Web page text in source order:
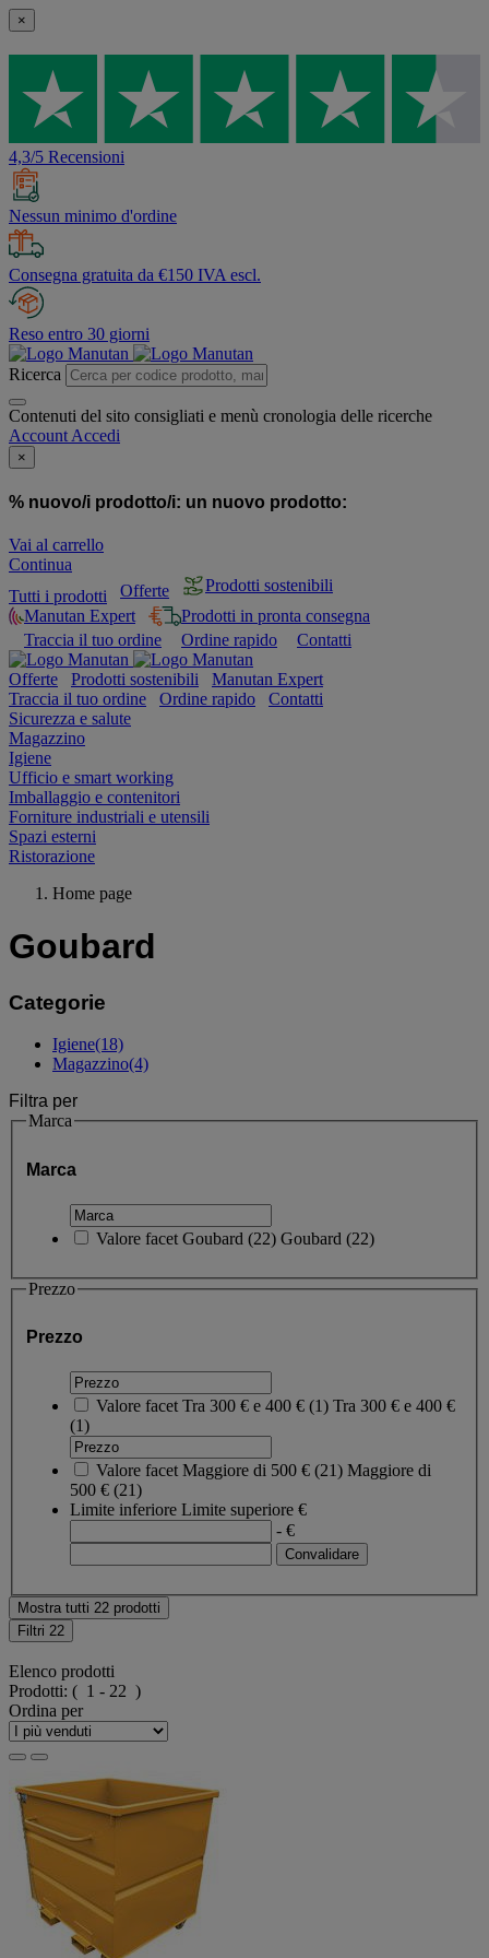
×
4,3/5 Recensioni
Nessun minimo d'ordine
Consegna gratuita da €150 IVA escl.
Reso entro 30 giorni
Ricerca
Contenuti del sito consigliati e menù cronologia delle ricerche
Account Accedi
×
% nuovo/i prodotto/i: un nuovo prodotto:
Vai al carrello
Continua
Tutti i prodotti
Offerte
Prodotti sostenibili
Manutan Expert
Prodotti in pronta consegna
Traccia il tuo ordine
Ordine rapido Contatti
Offerte Prodotti sostenibili
Manutan Expert
Traccia il tuo ordine
Ordine rapido
Contatti
Sicurezza e salute
Magazzino
Igiene
Ufficio e smart working
Imballaggio e contenitori
Forniture industriali e utensili
Spazi esterni
Ristorazione
Home page
Goubard
Categorie
Igiene(18)
Magazzino(4)
Filtra per
Marca
Marca
Valore facet Goubard (22) Goubard (22)
Prezzo
Prezzo
Valore facet Tra 300 € e 400 € (1) Tra 300 € e 400 €
(1)
Valore facet Maggiore di 500 € (21) Maggiore di
500 € (21)
Limite inferiore Limite superiore €
- €
Mostra tutti 22 prodotti
Filtri 22
Elenco prodotti
Prodotti: ( 1 - 22 )
Ordina per